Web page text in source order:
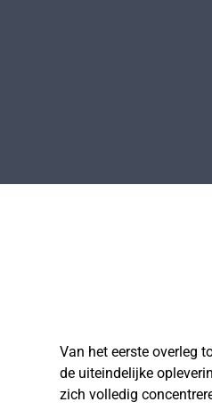
Van het eerste overleg
de uiteindelijke
zich volledig